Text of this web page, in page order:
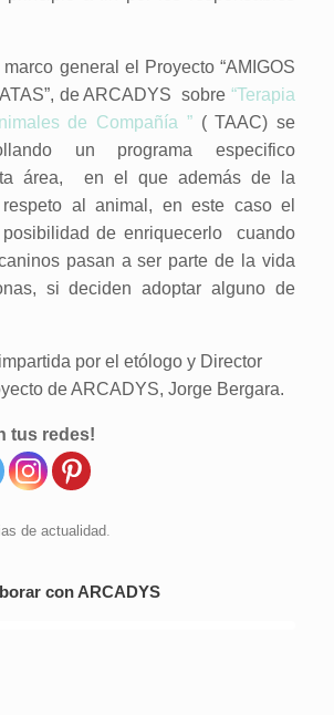
general el Proyecto “AMIGOS
de ARCADYS sobre “Terapia
de Compañía ”( TAAC) se
un programa especifico
área, en el que además de la
al animal, en este caso el
de enriquecerlo cuando
pasan a ser parte de la vida
si deciden adoptar alguno de
por el etólogo y Director
de ARCADYS, Jorge Bergara.
tus redes!
de actualidad
con ARCADYS